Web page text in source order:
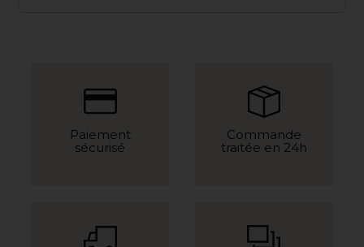
Paiement
sécurisé
Commande
traitée en 24h